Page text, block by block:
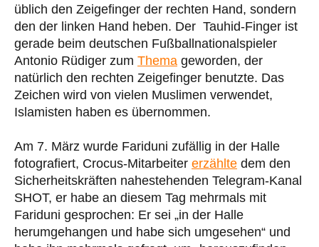
üblich den Zeigefinger der rechten Hand, sondern
den der linken Hand heben. Der Tauhid-Finger ist
gerade beim deutschen Fußballnationalspieler
Antonio Rüdiger zum Thema geworden, der
natürlich den rechten Zeigefinger benutzte. Das
Zeichen wird von vielen Muslimen verwendet,
Islamisten haben es übernommen.
Am 7. März wurde Fariduni zufällig in der Halle
fotografiert, Crocus-Mitarbeiter erzählte dem den
Sicherheitskräften nahestehenden Telegram-Kanal
SHOT, er habe an diesem Tag mehrmals mit
Fariduni gesprochen: Er sei „in der Halle
herumgehangen und habe sich umgesehen“ und